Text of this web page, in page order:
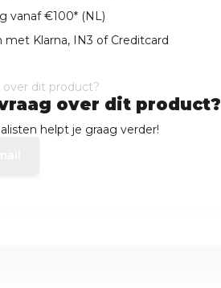
vanaf €100* (NL)
met Klarna, IN3 of Creditcard
over dit product?
helpt je graag verder!